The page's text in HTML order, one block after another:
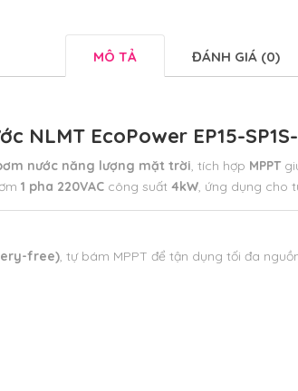
MÔ TẢ ĐÁNH GIÁ (0)
NLMT EcoPower EP15-
nước năng lượng mặt trời, tích hợp MPPT
1 pha 220VAC công suất 4kW, ứng dụng cho
free), tự bám MPPT để tận dụng tối đa